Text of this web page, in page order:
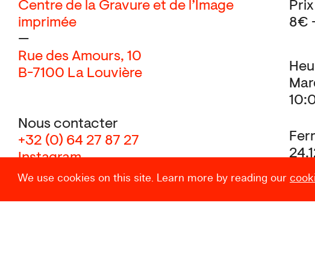
We use cookies on this site. Learn more by reading our
Centre de la Gravure et de l’Image
imprimée
—
Rue des Amours, 10
B-7100 La Louvière
Nous contacter
+32 (0) 64 27 87 27
Instagram
et
Prix
8€